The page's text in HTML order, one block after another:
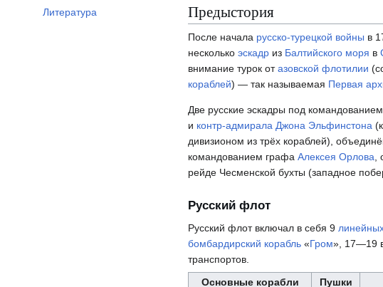
Литература
Предыстория
После начала русско-турецкой войны в
несколько эскадр из Балтийского моря в
внимание турок отазовской флотилии
кораблей) — так называемая Первая
Две русские эскадры под
и контр-адмирала Джона Эльфинстона
дивизионом из трёх кораблей),
командованием графа Алексея Орлова
рейде Чесменской бухты (западное
Русский флот
Русский флот включал в себя 9
бомбардирский корабль «Гром», 17—19
транспортов.
Основные корабли
Пушки